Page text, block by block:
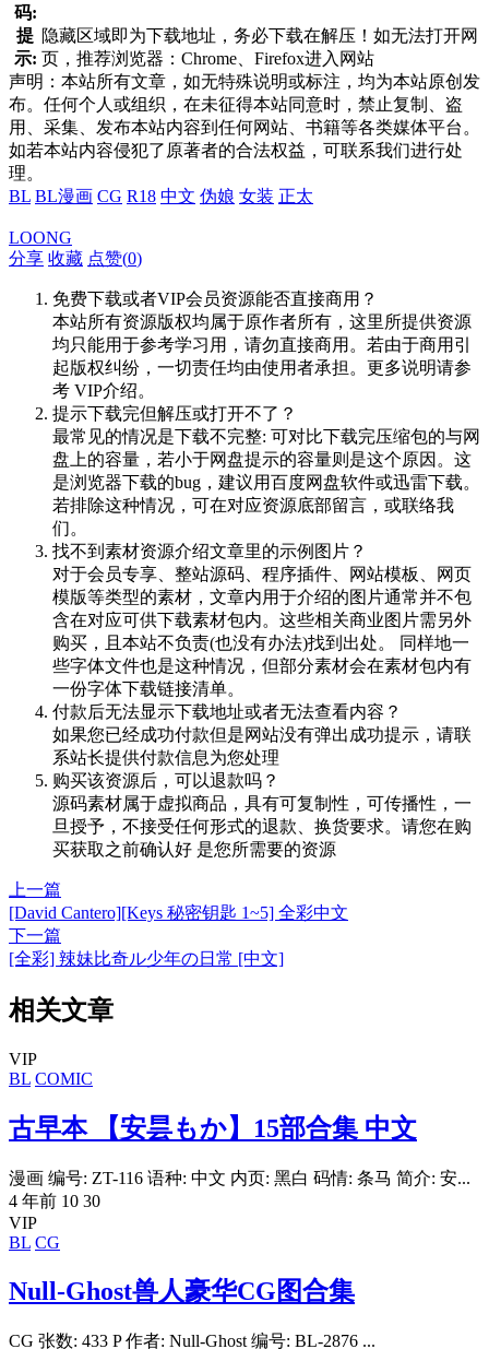
码:
提
示:
隐藏区域即为下载地址，务必下载在解压！如无法打开网
页，推荐浏览器：Chrome、Firefox进入网站
声明：本站所有文章，如无特殊说明或标注，均为本站原创发
布。任何个人或组织，在未征得本站同意时，禁止复制、盗
用、采集、发布本站内容到任何网站、书籍等各类媒体平台。
如若本站内容侵犯了原著者的合法权益，可联系我们进行处
理。
BL BL漫画 CG R18 中文 伪娘 女装 正太
LOONG
分享 收藏 点赞(0)
免费下载或者VIP会员资源能否直接商用？
本站所有资源版权均属于原作者所有，这里所提供资源
均只能用于参考学习用，请勿直接商用。若由于商用引
起版权纠纷，一切责任均由使用者承担。更多说明请参
考 VIP介绍。
提示下载完但解压或打开不了？
最常见的情况是下载不完整: 可对比下载完压缩包的与网
盘上的容量，若小于网盘提示的容量则是这个原因。这
是浏览器下载的bug，建议用百度网盘软件或迅雷下载。
若排除这种情况，可在对应资源底部留言，或联络我
们。
找不到素材资源介绍文章里的示例图片？
对于会员专享、整站源码、程序插件、网站模板、网页
模版等类型的素材，文章内用于介绍的图片通常并不包
含在对应可供下载素材包内。这些相关商业图片需另外
购买，且本站不负责(也没有办法)找到出处。 同样地一
些字体文件也是这种情况，但部分素材会在素材包内有
一份字体下载链接清单。
付款后无法显示下载地址或者无法查看内容？
如果您已经成功付款但是网站没有弹出成功提示，请联
系站长提供付款信息为您处理
购买该资源后，可以退款吗？
源码素材属于虚拟商品，具有可复制性，可传播性，一
旦授予，不接受任何形式的退款、换货要求。请您在购
买获取之前确认好 是您所需要的资源
上一篇
[David Cantero][Keys 秘密钥匙 1~5] 全彩中文
下一篇
[全彩] 辣妹比奇ル少年の日常 [中文]
相关文章
VIP
BL COMIC
古早本 【安昙もか】15部合集 中文
漫画 编号: ZT-116 语种: 中文 内页: 黑白 码情: 条马 简介: 安...
4 年前 10 30
VIP
BL CG
Null-Ghost兽人豪华CG图合集
CG 张数: 433 P 作者: Null-Ghost 编号: BL-2876 ...